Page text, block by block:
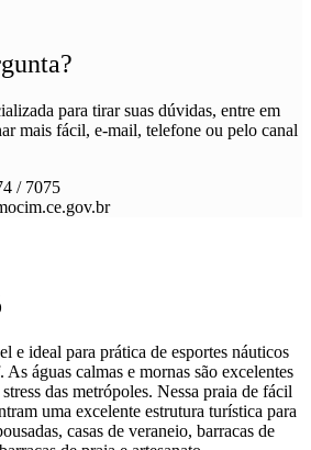
para tirar suas dúvidas, entre em
mais fácil, e-mail, telefone ou pelo canal
/ 7075
e ideal para prática de esportes náuticos
águas calmas e mornas são excelentes
das metrópoles. Nessa praia de fácil
uma excelente estrutura turística para
casas de veraneio, barracas de